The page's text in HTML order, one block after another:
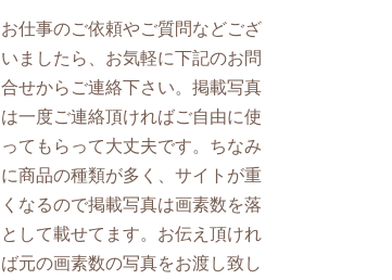
お仕事のご依頼やご質問などござ
いましたら、お気軽に下記のお問
合せからご連絡下さい。掲載写真
は一度ご連絡頂ければご自由に使
ってもらって大丈夫です。ちなみ
に商品の種類が多く、サイトが重
くなるので掲載写真は画素数を落
として載せてます。お伝え頂けれ
ば元の画素数の写真をお渡し致し